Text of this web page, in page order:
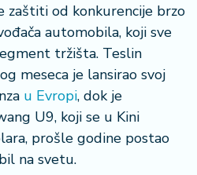
zaštiti od konkurencije brzo
automobila, koji sve
tržišta. Teslin
meseca je lansirao svoj
u Evropi, dok je
U9, koji se u Kini
prošle godine postao
na svetu.